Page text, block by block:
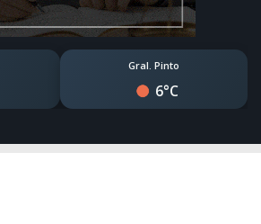
Gral. Pinto
6°C